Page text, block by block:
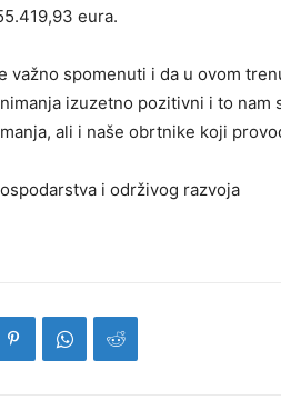
eura.
važno spomenuti i da u ovom
izuzetno pozitivni i to
ali i naše obrtnike koji
i održivog razvoja